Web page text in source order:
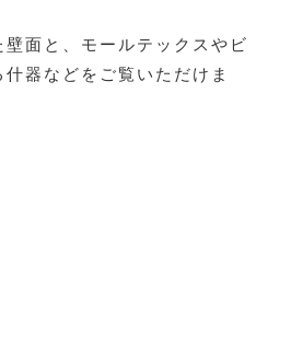
面と、モールテックスやビ
器などをご覧いただけま